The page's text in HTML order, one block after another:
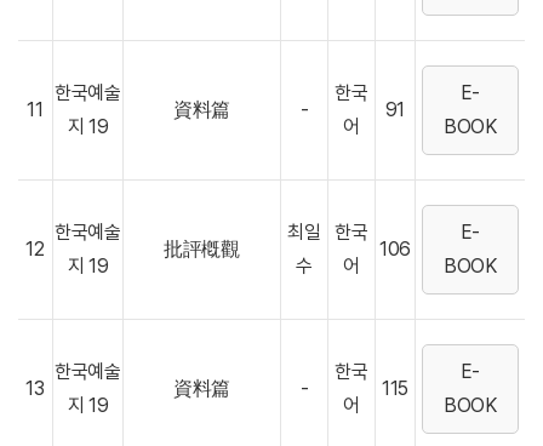
11
한국예술
지 19
資料篇 -
한국
어
91
E-
BOOK
12
한국예술
지 19
批評槪觀
최일
수
한국
어
106
E-
BOOK
13
한국예술
지 19
資料篇 -
한국
어
115
E-
BOOK